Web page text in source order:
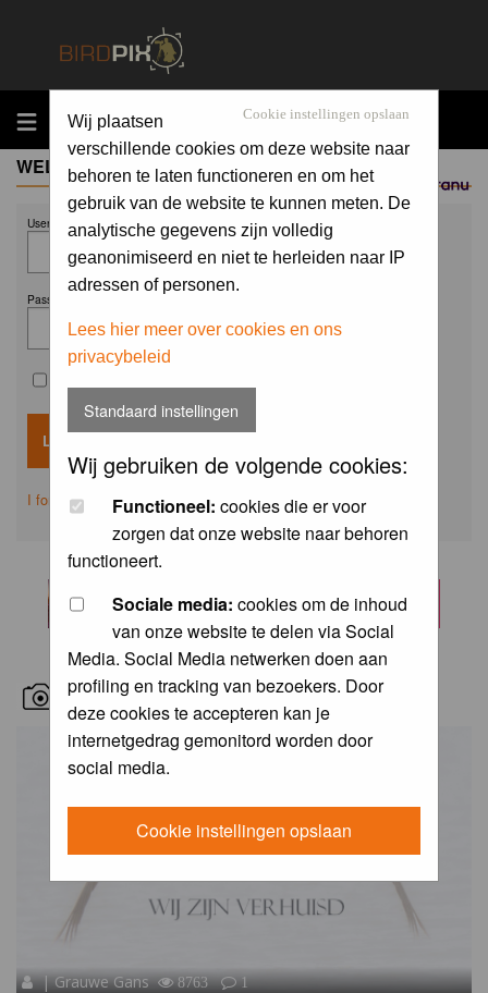
MENU
Sponsored by
Cookie instellingen opslaan
Wij plaatsen
verschillende cookies om deze website naar
behoren te laten functioneren en om het
gebruik van de website te kunnen meten. De
analytische gegevens zijn volledig
geanonimiseerd en niet te herleiden naar IP
adressen of personen.
Lees hier meer over cookies en ons
privacybeleid
Standaard instellingen
Wij gebruiken de volgende cookies:
Functioneel: cookies die er voor
zorgen dat onze website naar behoren
functioneert.
Sociale media: cookies om de inhoud
van onze website te delen via Social
Media. Social Media netwerken doen aan
profiling en tracking van bezoekers. Door
deze cookies te accepteren kan je
internetgedrag gemonitord worden door
social media.
Cookie instellingen opslaan
WELCOME GUEST
Username:
Password:
I forgot my password
RECENT BIRD PICS
| Grauwe Gans 8763 1